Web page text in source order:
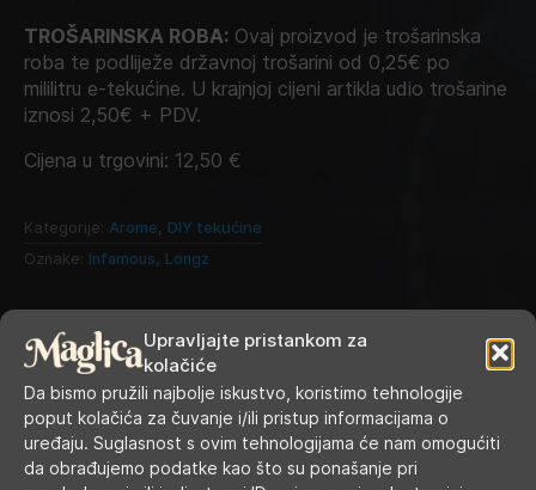
Upravljajte pristankom za
kolačiće
Da bismo pružili najbolje iskustvo, koristimo tehnologije
poput kolačića za čuvanje i/ili pristup informacijama o
uređaju. Suglasnost s ovim tehnologijama će nam omogućiti
da obrađujemo podatke kao što su ponašanje pri
TROŠARINSKA ROBA: Ovaj proizvod je trošarinska
roba te podliježe državnoj trošarini od 0,25€ po
mililitru e-tekućine. U krajnjoj cijeni artikla udio trošarine
iznosi 2,50€ + PDV.
Cijena u trgovini: 12,50 €
Kategorije: Arome DIY tekućine
Oznake: Infamous, Longz